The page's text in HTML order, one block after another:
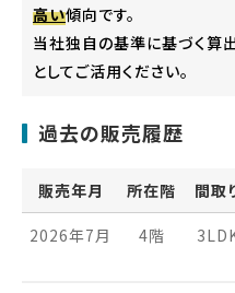
高い傾向です。
当社独自の基準に基づく算
としてご活用ください。
過去の販売履歴
販売年月 所在階 間取
2026年7月 4階